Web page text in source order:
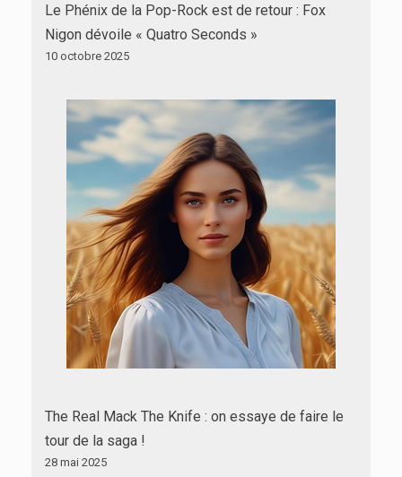
Le Phénix de la Pop-Rock est de retour : Fox
Nigon dévoile « Quatro Seconds »
10 octobre 2025
The Real Mack The Knife : on essaye de faire le
tour de la saga !
28 mai 2025